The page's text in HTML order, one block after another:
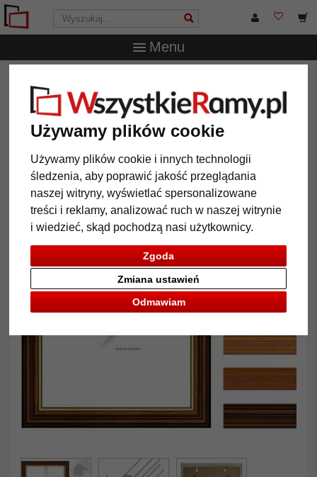
Używamy plików cookie
Używamy plików cookie i innych technologii
śledzenia, aby poprawić jakość przeglądania
naszej witryny, wyświetlać spersonalizowane
treści i reklamy, analizować ruch w naszej witrynie
i wiedzieć, skąd pochodzą nasi użytkownicy.
Zgoda
Odmawiam
Zmiana ustawień
Menu
drewniana Clapham Common
Rama drewniana Clapham
Common
Powrót